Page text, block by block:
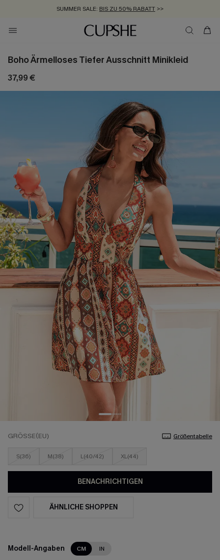
SUMMER SALE: BIS ZU 50% RABATT >>
ZUM NEWSLETTER:BIS ZU -20% EXTRA ERHALTEN
KOSTENLOSER VERSAND AB 89 €
Boho Ärmelloses Tiefer Ausschnitt Minikleid
37,99 €
GRÖSSE(EU) Größentabelle
S(36) M(38) L(40/42) XL(44)
BENACHRICHTIGEN
ÄHNLICHE SHOPPEN
Modell-Angaben CM IN